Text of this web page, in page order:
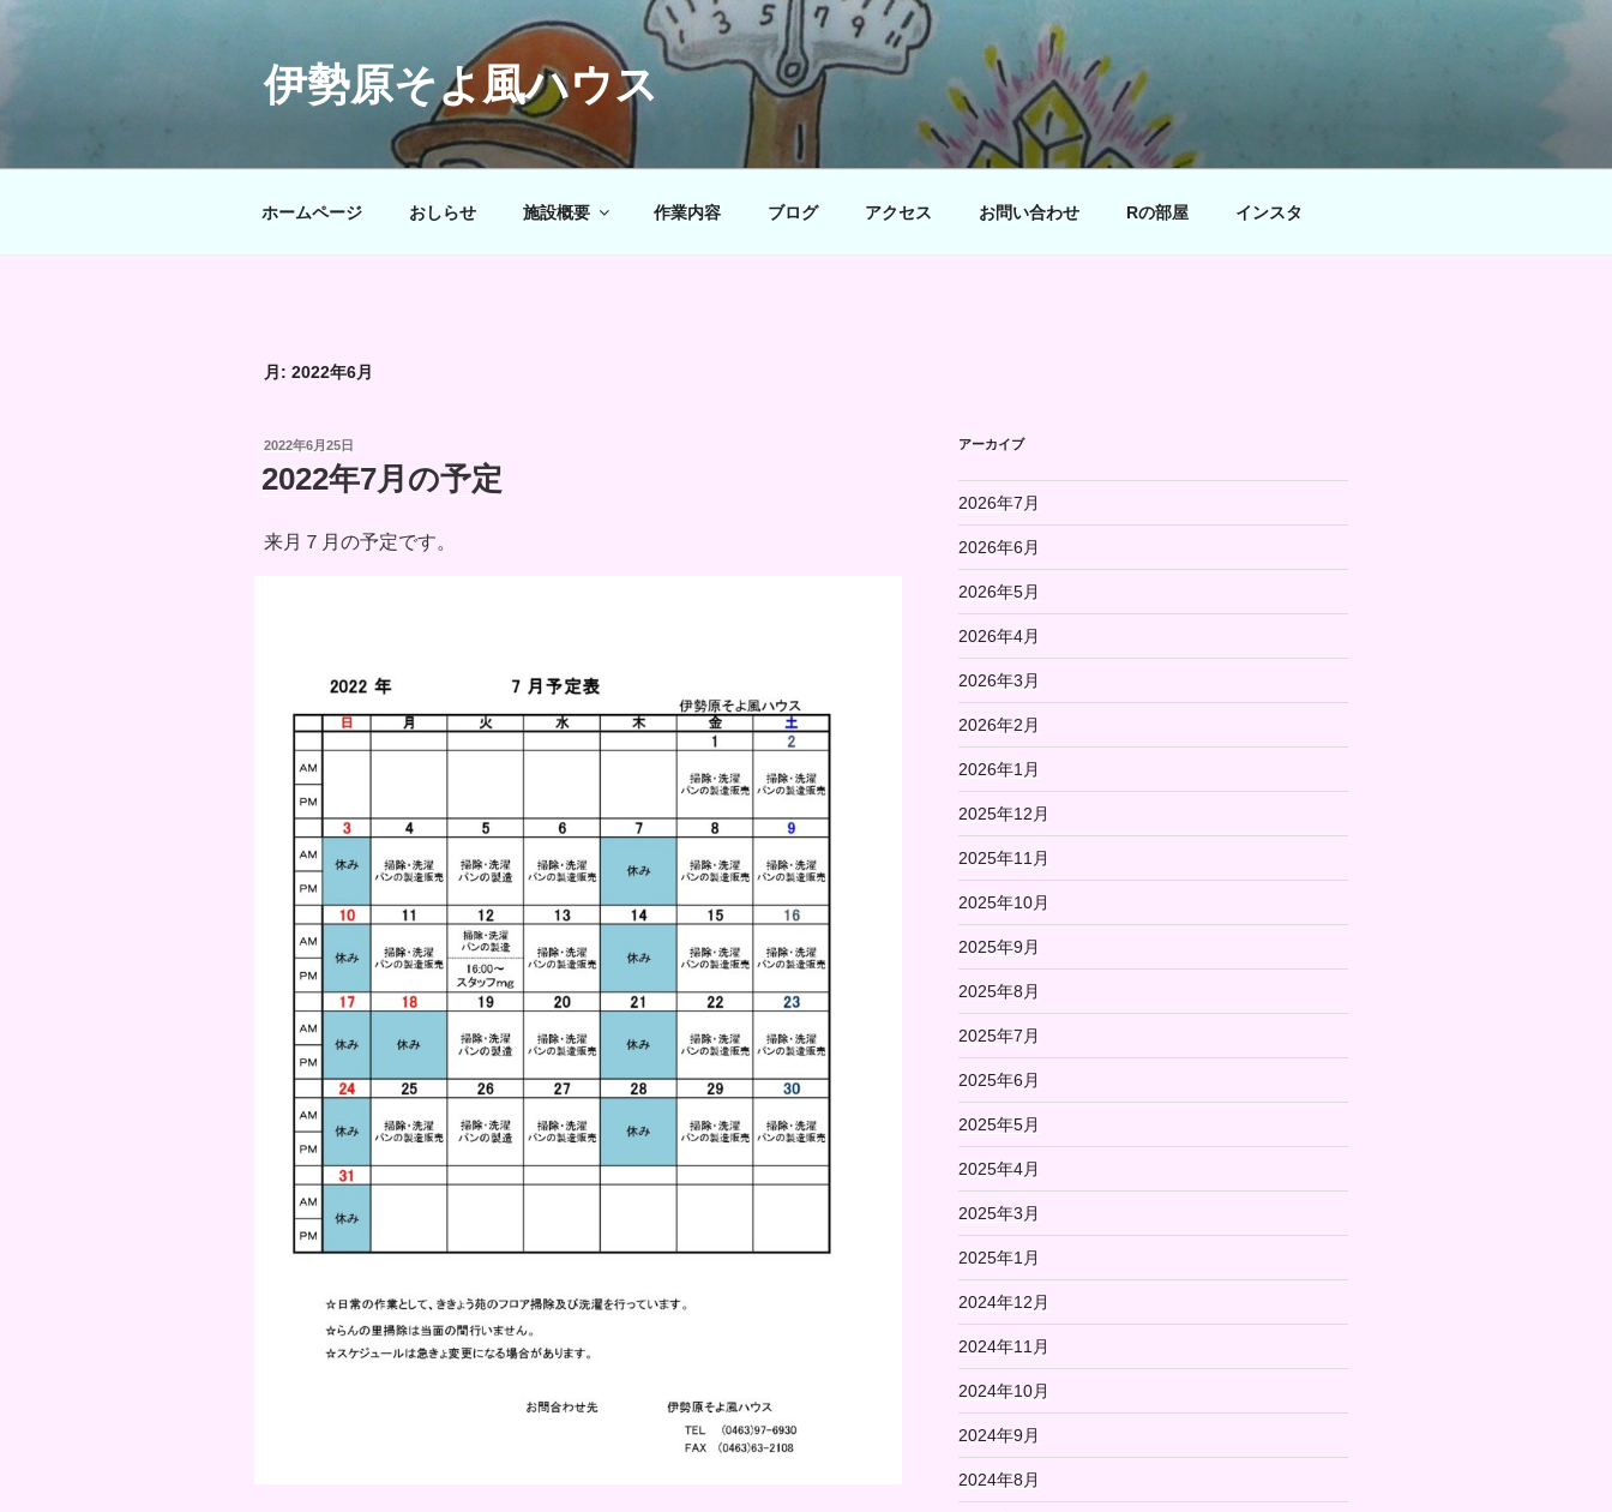
コ
伊勢原そよ風ハウス
ホームページ おしらせ 施設概要 作業内容 ブログ アクセス お問い合わせ Rの部屋 インスタ
月: 2022年6月
投
日:
2022年6月25日
2022年7月の予定
来月７月の予定です。
アーカイブ
2026年7月
2026年6月
2026年5月
2026年4月
2026年3月
2026年2月
2026年1月
2025年12月
2025年11月
2025年10月
2025年9月
2025年8月
2025年7月
2025年6月
2025年5月
2025年4月
2025年3月
2025年1月
2024年12月
2024年11月
2024年10月
2024年9月
2024年8月